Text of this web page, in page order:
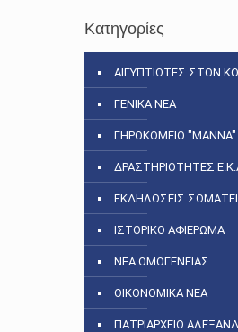
Κατηγορίες
ΑΙΓΥΠΤΙΩΤΕΣ ΣΤΟΝ
ΓΕΝΙΚΑ ΝΕΑ
ΓΗΡΟΚΟΜΕΙΟ "ΜΑΝΝΑ"
ΔΡΑΣΤΗΡΙΟΤΗΤΕΣ
ΕΚΔΗΛΩΣΕΙΣ
ΙΣΤΟΡΙΚΟ ΑΦΙΕΡΩΜΑ
ΝΕΑ ΟΜΟΓΕΝΕΙΑΣ
ΟΙΚΟΝΟΜΙΚΑ ΝΕΑ
ΠΑΤΡΙΑΡΧΕΙΟ